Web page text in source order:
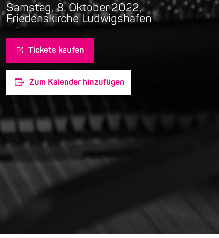
Samstag, 8. Oktober 2022,
Friedenskirche Ludwigshafen
Tickets kaufen
Zum Kalender hinzufügen